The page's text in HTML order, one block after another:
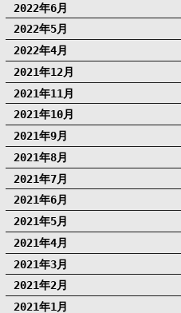
2022年6月
2022年5月
2022年4月
2021年12月
2021年11月
2021年10月
2021年9月
2021年8月
2021年7月
2021年6月
2021年5月
2021年4月
2021年3月
2021年2月
2021年1月